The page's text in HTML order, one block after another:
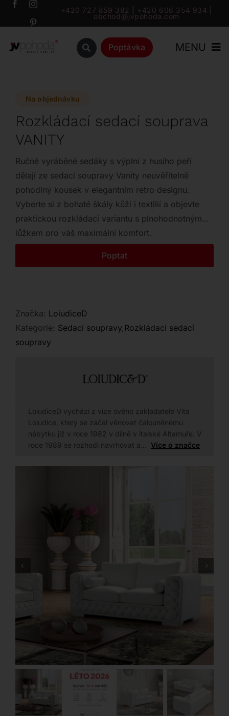
Přeskočit
+420 727 859 382 +420 606 354 934
obchod@jvpohoda.com
Poptávka MENU
Značky
Outlet
Kontakt
Na objednávku
Rozkládací sedací souprava
VANITY
Ručně vyráběné sedáky s výplní z husího peří
dělají ze sedací soupravy Vanity neuvěřitelně
pohodlný kousek v elegantním retro designu.
Vyberte si z bohaté škály kůží i textilií a objevte
praktickou rozkládací variantu s plnohodnotným
lůžkem pro váš maximální komfort.
Poptat
Značka: LoiudiceD
Kategorie: Sedací soupravy,Rozkládací sedací
soupravy
LoiudiceD vychází z vize svého zakladatele Vita
Loiudice, který se začal věnovat čalouněnému
nábytku již v roce 1982 v dílně v italské Altamuře. V
roce 1989 se rozhodl navrhovat a… Více o značce